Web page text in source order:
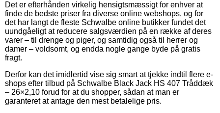
Det er efterhånden virkelig hensigtsmæssigt for enhver at
finde de bedste priser fra diverse online webshops, og for
det har langt de fleste Schwalbe online butikker fundet det
uundgåeligt at reducere salgsværdien på en række af deres
varer – til drenge og piger, og samtidig også til herrer og
damer – voldsomt, og endda nogle gange byde på gratis
fragt.
Derfor kan det imidlertid vise sig smart at tjekke indtil flere e-
shops efter tilbud på Schwalbe Black Jack HS 407 Tråddæk
– 26×2,10 forud for at du shopper, sådan at man er
garanteret at antage den mest betalelige pris.